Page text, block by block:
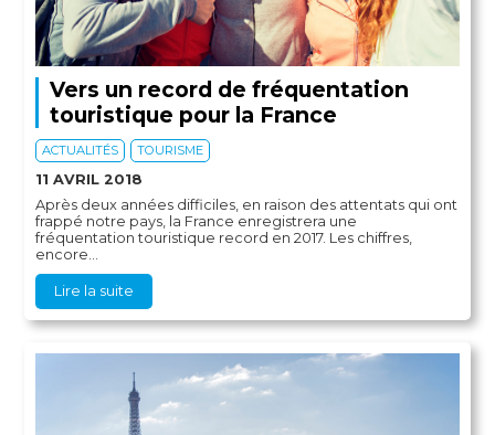
Vers un record de fréquentation
touristique pour la France
ACTUALITÉS TOURISME
11 AVRIL 2018
Après deux années difficiles, en raison des attentats qui ont
frappé notre pays, la France enregistrera une
fréquentation touristique record en 2017. Les chiffres,
encore...
Lire la suite